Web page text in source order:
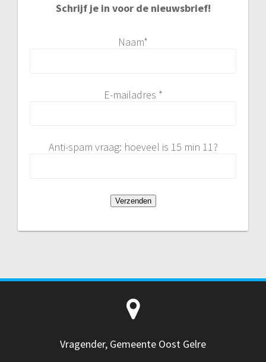
Schrijf je in voor de nieuwsbrief!
Naam*
E-mailadres *
Anti-spam vraag: hoeveel is 15 min 11?
Vragender, Gemeente Oost Gelre